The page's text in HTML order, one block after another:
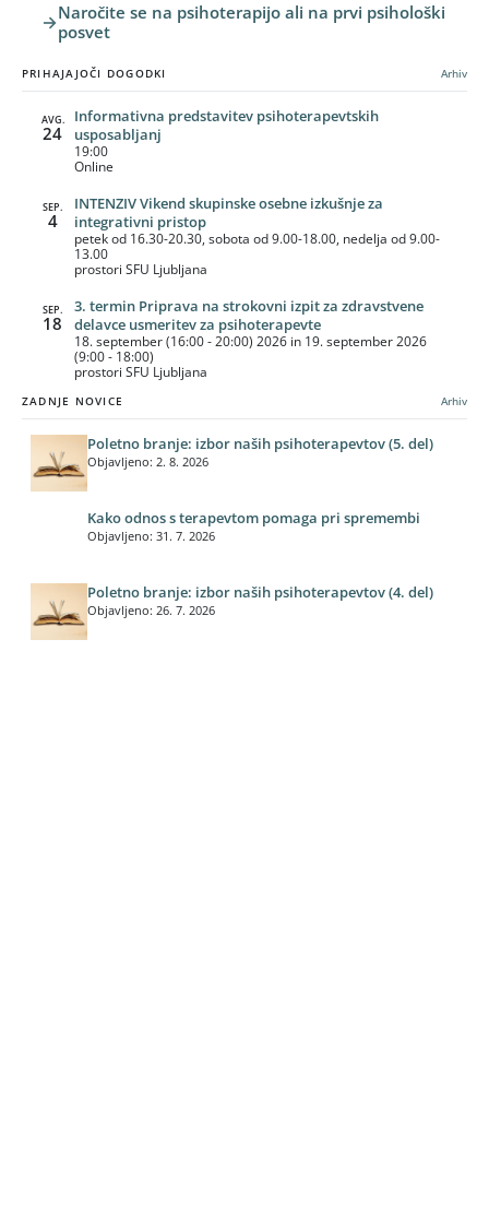
Naročite se na psihoterapijo ali na prvi psihološki
posvet
PRIHAJAJOČI DOGODKI Arhiv
AVG.
24
Informativna predstavitev psihoterapevtskih
usposabljanj
19:00
Online
SEP.
4
INTENZIV Vikend skupinske osebne izkušnje za
integrativni pristop
petek od 16.30-20.30, sobota od 9.00-18.00, nedelja od 9.00-
13.00
prostori SFU Ljubljana
SEP.
18
3. termin Priprava na strokovni izpit za zdravstvene
delavce usmeritev za psihoterapevte
18. september (16:00 - 20:00) 2026 in 19. september 2026
(9:00 - 18:00)
prostori SFU Ljubljana
ZADNJE NOVICE Arhiv
Poletno branje: izbor naših psihoterapevtov (5. del)
Objavljeno: 2. 8. 2026
Kako odnos s terapevtom pomaga pri spremembi
Objavljeno: 31. 7. 2026
Poletno branje: izbor naših psihoterapevtov (4. del)
Objavljeno: 26. 7. 2026